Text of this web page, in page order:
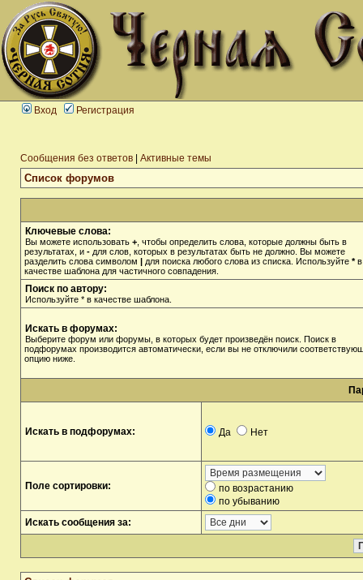
Вход Регистрация
Сообщения без ответов Активные темы
Список форумов
Ключевые слова:
Вы можете использовать + , чтобы определить слова, которые должны быть в
результатах, и - для слов, которых в результатах быть не должно. Вы можете
разделить слова символом | для поиска любого слова из списка. Используйте *в
качестве шаблона для частичного совпадения.
Поиск по автору:
Используйте * в качестве шаблона.
Искать в форумах:
Выберите форум или форумы, в которых будет произведён поиск. Поиск в
подфорумах производится автоматически, если вы не отключили
опцию ниже.
Искать в подфорумах: Да Нет
Поле сортировки:
по возрастанию
по убыванию
Искать сообщения за: